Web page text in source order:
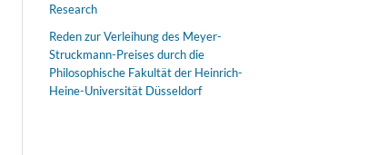
Research
Reden zur Verleihung des Meyer-
Struckmann-Preises durch die
Philosophische Fakultät der Heinrich-
Heine-Universität Düsseldorf